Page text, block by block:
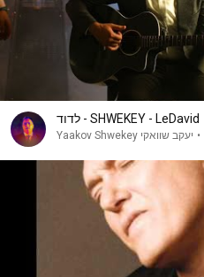
לדוד - SHWEKEY - LeDavid
Yaakov Shwekey יעקב שוואקי •